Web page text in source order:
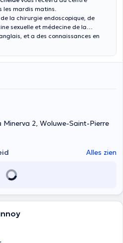
les mardis matins.
la chirurgie endoscopique, de
sexuelle et médecine de la
et a des connaissances en
Minerva 2, Woluwe-Saint-Pierre
Alles zien